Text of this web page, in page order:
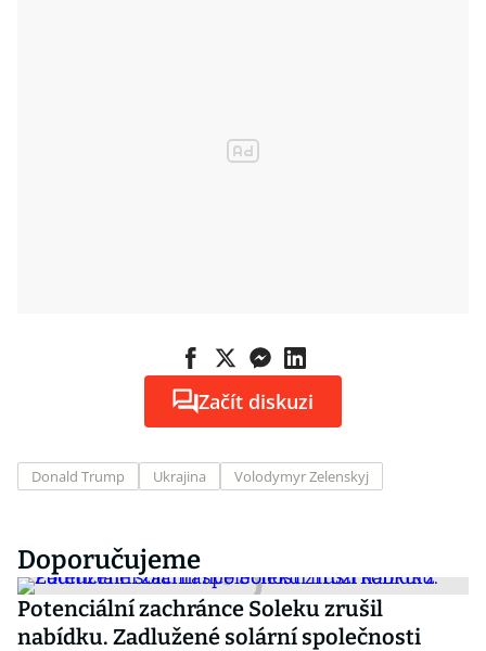
Začít diskuzi
Donald Trump Ukrajina Volodymyr Zelenskyj
Doporučujeme
Potenciální zachránce Soleku zrušil
nabídku. Zadlužené solární společnosti